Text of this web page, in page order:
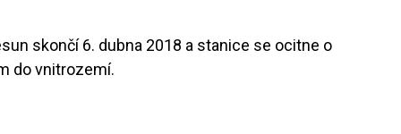
skončí 6. dubna 2018 a stanice se ocitne o
do vnitrozemí.